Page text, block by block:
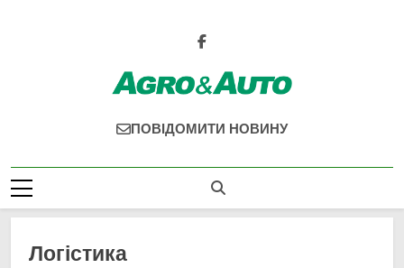
Agro & Auto
ПОВІДОМИТИ НОВИНУ
Логістика